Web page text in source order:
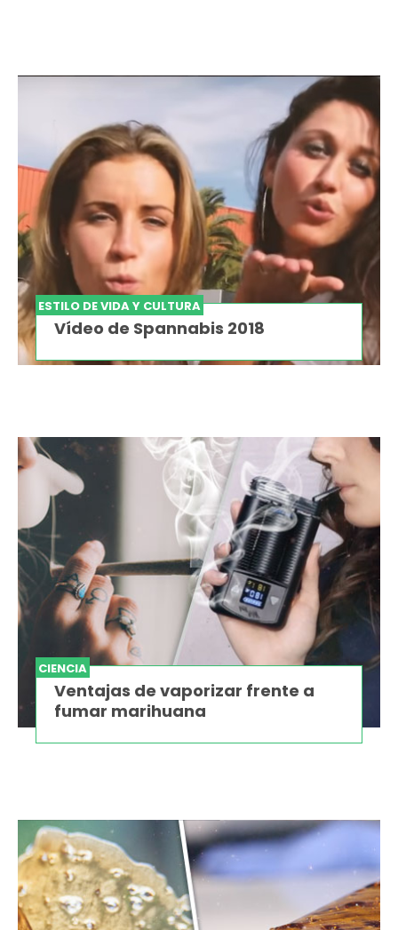
ESTILO DE VIDA Y CULTURA
Vídeo de Spannabis 2018
CIENCIA
Ventajas de vaporizar frente a
fumar marihuana